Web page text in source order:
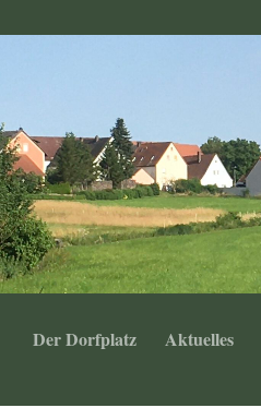
Der Dorfplatz Aktuelles